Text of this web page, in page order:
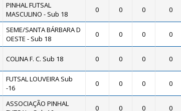
PINHAL FUTSAL
MASCULINO - Sub 18
0 0 0 0
SEME/SANTA BÁRBARA D
OESTE - Sub 18
0 0 0 0
COLINA F. C. Sub 18 0 0 0 0
FUTSAL LOUVEIRA Sub
-16
0 0 0 0
ASSOCIAÇÃO PINHAL
0 0 0 0